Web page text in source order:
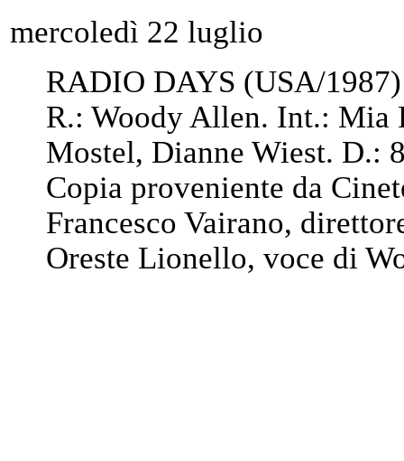
mercoledì 22 luglio
RADIO DAYS (USA/1987)
R.: Woody Allen. Int.: Mia
Mostel, Dianne Wiest. D.:
Copia proveniente da
Francesco Vairano,
Oreste Lionello, voce di